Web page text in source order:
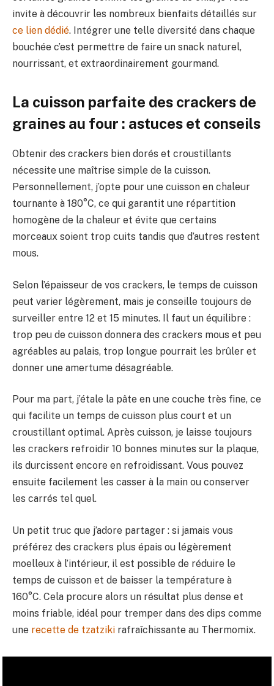
invite à découvrir les nombreux bienfaits détaillés sur
ce lien dédié. Intégrer une telle diversité dans chaque
bouchée c’est permettre de faire un snack naturel,
nourrissant, et extraordinairement gourmand.
La cuisson parfaite des crackers de
graines au four : astuces et conseils
Obtenir des crackers bien dorés et croustillants
nécessite une maîtrise simple de la cuisson.
Personnellement, j’opte pour une cuisson en chaleur
tournante à 180°C, ce qui garantit une répartition
homogène de la chaleur et évite que certains
morceaux soient trop cuits tandis que d’autres restent
mous.
Selon l’épaisseur de vos crackers, le temps de cuisson
peut varier légèrement, mais je conseille toujours de
surveiller entre 12 et 15 minutes. Il faut un équilibre :
trop peu de cuisson donnera des crackers mous et peu
agréables au palais, trop longue pourrait les brûler et
donner une amertume désagréable.
Pour ma part, j’étale la pâte en une couche très fine, ce
qui facilite un temps de cuisson plus court et un
croustillant optimal. Après cuisson, je laisse toujours
les crackers refroidir 10 bonnes minutes sur la plaque,
ils durcissent encore en refroidissant. Vous pouvez
ensuite facilement les casser à la main ou conserver
les carrés tel quel.
Un petit truc que j’adore partager : si jamais vous
préférez des crackers plus épais ou légèrement
moelleux à l’intérieur, il est possible de réduire le
temps de cuisson et de baisser la température à
160°C. Cela procure alors un résultat plus dense et
moins friable, idéal pour tremper dans des dips comme
une recette de tzatziki rafraîchissante au Thermomix.